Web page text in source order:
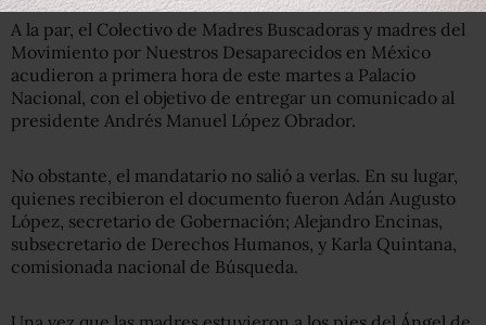
A la par, el Colectivo de Madres Buscadoras y madres del
Movimiento por Nuestros Desaparecidos en México
acudieron a primera hora de este martes a Palacio
Nacional, con el objetivo de entregar un comunicado al
presidente Andrés Manuel López Obrador.
No obstante, el mandatario no salió a verlas. En su lugar,
quienes recibieron el documento fueron Adán Augusto
López, secretario de Gobernación; Alejandro Encinas,
subsecretario de Derechos Humanos, y Karla Quintana,
comisionada nacional de Búsqueda.